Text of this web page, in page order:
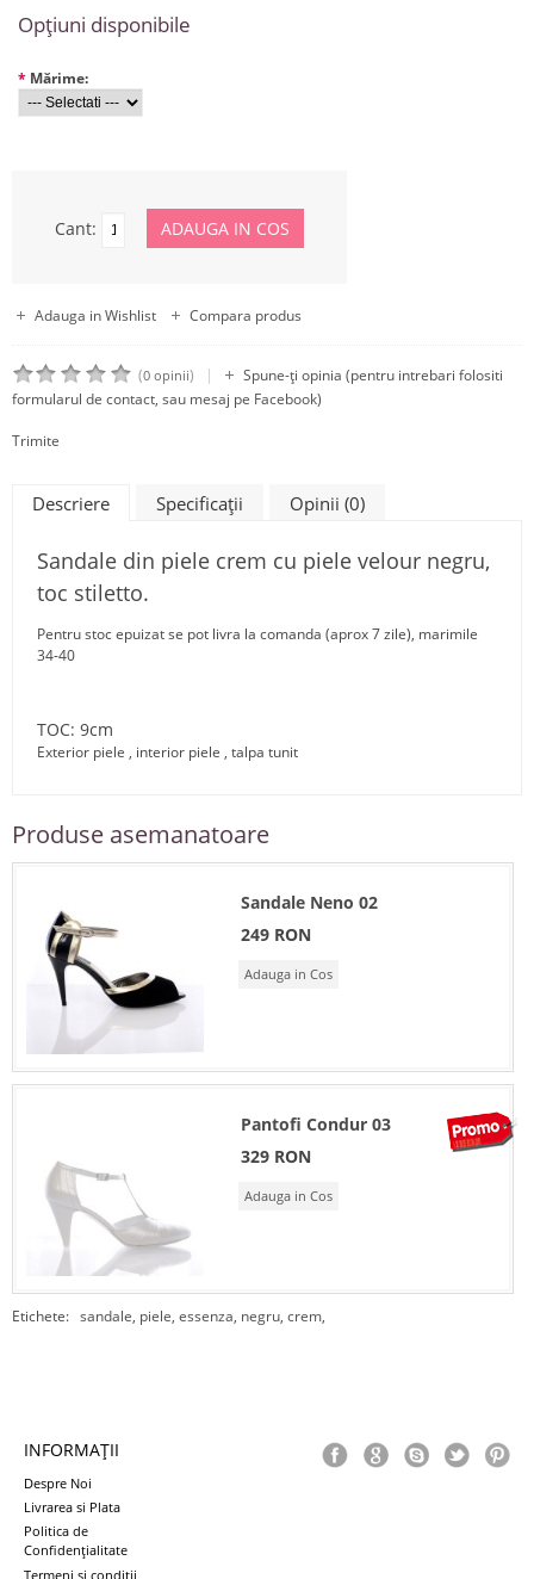
Opţiuni disponibile
* Mărime:
Cant:
Adauga in Wishlist Compara produs
(0 opinii) |
Spune-ţi opinia (pentru intrebari folositi
formularul de contact, sau mesaj pe Facebook)
Trimite
Descriere Specificaţii Opinii (0)
Sandale din piele crem cu piele velour negru,
toc stiletto.
Pentru stoc epuizat se pot livra la comanda (aprox 7 zile), marimile
34-40
TOC: 9cm
Exterior piele , interior piele , talpa tunit
Produse asemanatoare
Sandale Neno 02
249 RON
Adauga in Cos
Pantofi Condur 03
329 RON
Adauga in Cos
Etichete: sandale, piele, essenza, negru, crem,
INFORMAŢII
Despre Noi
Livrarea si Plata
Politica de
Confidenţialitate
Termeni si conditii